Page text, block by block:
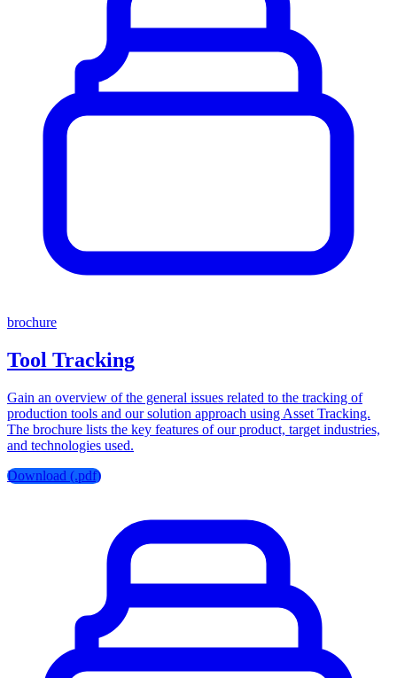
brochure
Tool Tracking
Gain an overview of the general issues related to the tracking of
production tools and our solution approach using Asset Tracking.
The brochure lists the key features of our product, target industries,
and technologies used.
Download (.pdf)